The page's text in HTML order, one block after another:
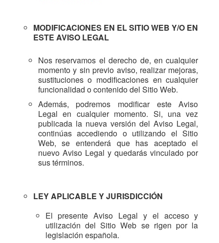
MODIFICACIONES EN EL SITIO WEB Y/O EN
ESTE AVISO LEGAL
Nos reservamos el derecho de, en cualquier
momento y sin previo aviso, realizar mejoras,
sustituciones o modificaciones en cualquier
funcionalidad o contenido del Sitio Web.
Además, podremos modificar este Aviso
Legal en cualquier momento. Si, una vez
publicada la nueva versión del Aviso Legal,
continúas accediendo o utilizando el Sitio
Web, se entenderá que has aceptado el
nuevo Aviso Legal y quedarás vinculado por
sus términos.
LEY APLICABLE Y JURISDICCIÓN
El presente Aviso Legal y el acceso y
utilización del Sitio Web se rigen por la
legislación española.